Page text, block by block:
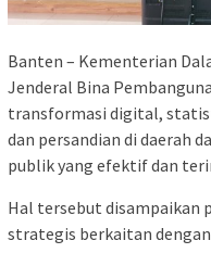
Banten – Kementerian
Jenderal Bina
transformasi digital,
dan persandian di daerah
publik yang efektif dan
Hal tersebut disampaikan
strategis berkaitan